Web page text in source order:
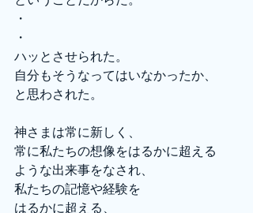
・
・
ハッとさせられた。
自分もそうなってはいなかったか、
と思わされた。
神さまは常に新しく、
常に私たちの想像をはるかに超える
ような出来事をなされ、
私たちの記憶や経験を
はるかに超える、